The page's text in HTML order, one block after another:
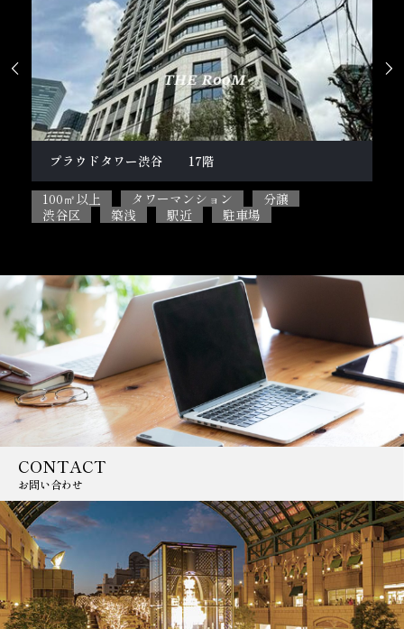
柿の木坂１丁目戸建
100㎡以上 5SLDK
ペット相談可能
目黒区
閑静な住宅街 駐車場
 
CONTACT
お問い合わせ